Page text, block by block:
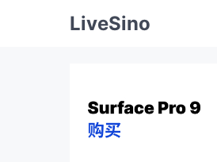
LiveSino